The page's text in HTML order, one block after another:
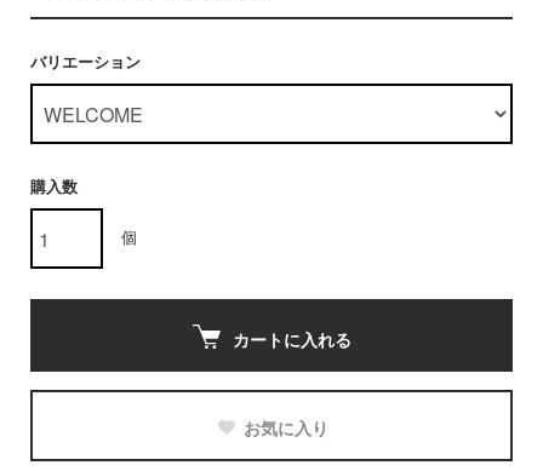
バリエーション
購入数
個
カートに入れる
お気に入り